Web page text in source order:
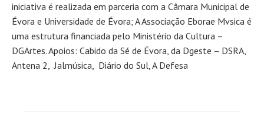
iniciativa é realizada em parceria com a Câmara Municipal de
Évora e Universidade de Évora; A Associação Eborae Mvsica é
uma estrutura financiada pelo Ministério da Cultura –
DGArtes. Apoios: Cabido da Sé de Évora, da Dgeste – DSRA,
Antena 2, Jalmúsica, Diário do Sul, A Defesa